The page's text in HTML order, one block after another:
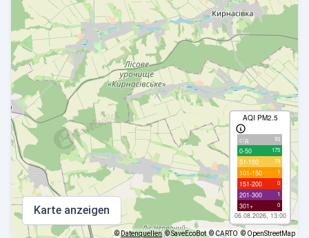
AQI PM2.5
с/д 93
0-50 175
51-100 79
101-150 1
151-200 0
201-300 1
301+ 0
06.08.2026, 13:00
Karte anzeigen
©Datenquellen © SaveEcoBot © CARTO © OpenStreetMap